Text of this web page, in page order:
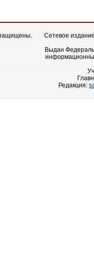
Сетевое
Выдан
Редакция: